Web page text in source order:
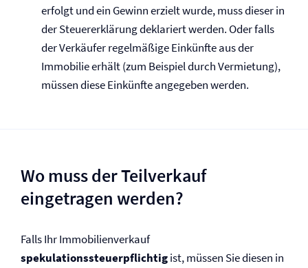
erfolgt und ein Gewinn erzielt wurde, muss dieser in
der Steuererklärung deklariert werden. Oder falls
der Verkäufer regelmäßige Einkünfte aus der
Immobilie erhält (zum Beispiel durch Vermietung),
müssen diese Einkünfte angegeben werden.
Wo muss der Teilverkauf
eingetragen werden?
Falls Ihr Immobilienverkauf
spekulationssteuerpflichtigist, müssen Sie diesen in